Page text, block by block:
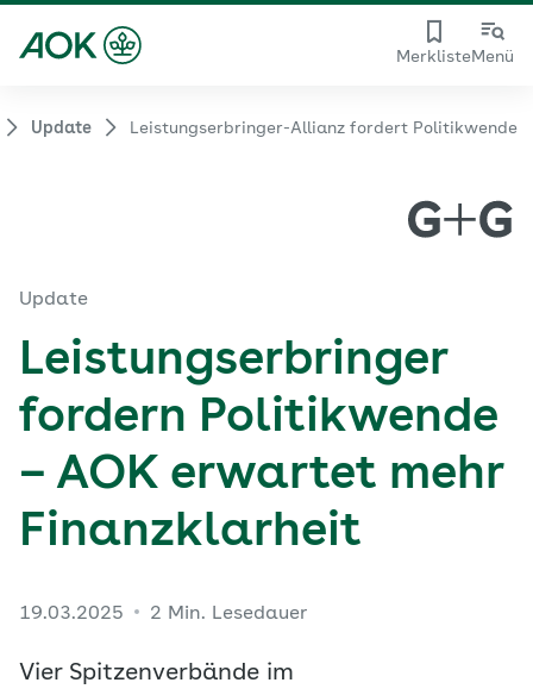
MerklisteMenü
Update Leistungserbringer-Allianz fordert Politikwende
Update
Leistungserbringer
fordern Politikwende
– AOK erwartet mehr
Finanzklarheit
19.03.2025 2 Min. Lesedauer
Vier Spitzenverbände im